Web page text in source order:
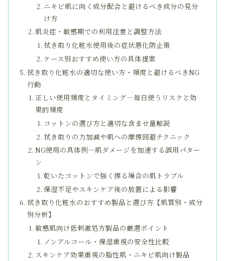
ニキビ肌に向く成分配合と避けるべき成分の見分
け方
肌炎症・敏感期での利用注意と調整方法
拭き取り化粧水使用後の症状悪化防止策
ケース別おすすめ使い方の具体提案
拭き取り化粧水の適切な使い方・頻度と避けるべきNG
行動
正しい使用頻度とタイミング―毎日使うリスクと効
果的頻度
コットンの選び方と適切な含ませ量解説
拭き取りの力加減や肌への摩擦回避テクニック
NG使用の具体例―肌ダメージを加速する誤用パター
ン
乾いたコットンで強く擦る場合の肌トラブル
保湿不足やスキンケア後の放置による影響
拭き取り化粧水のおすすめ製品と選び方【肌質別・成分
別分析】
敏感肌向け低刺激処方製品の厳選ポイント
ノンアルコール・保湿重視の安全性比較
スキンケア効果重視の脂性肌・ニキビ肌向け製品